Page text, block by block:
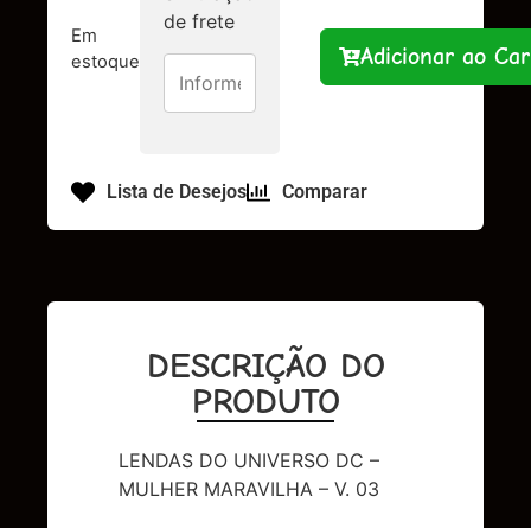
Em
estoque
de frete
Adicionar ao
Lista de Desejos Comparar
DESCRIÇÃO DO
PRODUTO
LENDAS DO UNIVERSO DC –
MULHER MARAVILHA – V. 03